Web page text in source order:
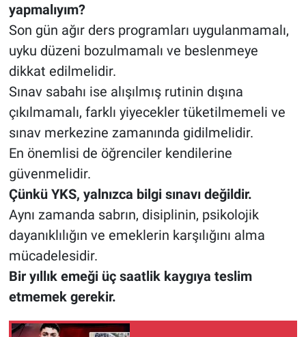
yapmalıyım?
Son gün ağır ders programları uygulanmamalı,
uyku düzeni bozulmamalı ve beslenmeye
dikkat edilmelidir.
Sınav sabahı ise alışılmış rutinin dışına
çıkılmamalı, farklı yiyecekler tüketilmemeli ve
sınav merkezine zamanında gidilmelidir.
En önemlisi de öğrenciler kendilerine
güvenmelidir.
Çünkü YKS, yalnızca bilgi sınavı değildir.
Aynı zamanda sabrın, disiplinin, psikolojik
dayanıklılığın ve emeklerin karşılığını alma
mücadelesidir.
Bir yıllık emeği üç saatlik kaygıya teslim
etmemek gerekir.